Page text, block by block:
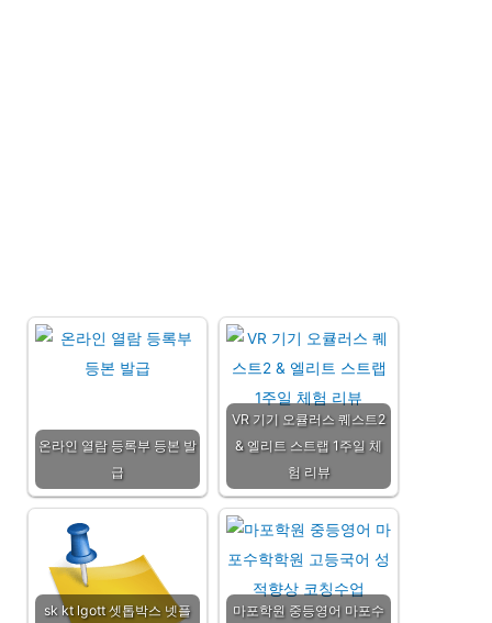
온라인 열람 등록부 등본 발
급
VR 기기 오큘러스 퀘스트2
& 엘리트 스트랩 1주일 체
험 리뷰
sk kt lgott 셋톱박스 넷플
마포학원 중등영어 마포수